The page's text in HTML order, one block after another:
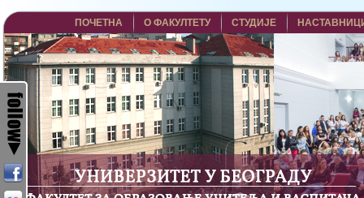
ПОЧЕТНА О ФАКУЛТЕТУ СТУДИЈЕ